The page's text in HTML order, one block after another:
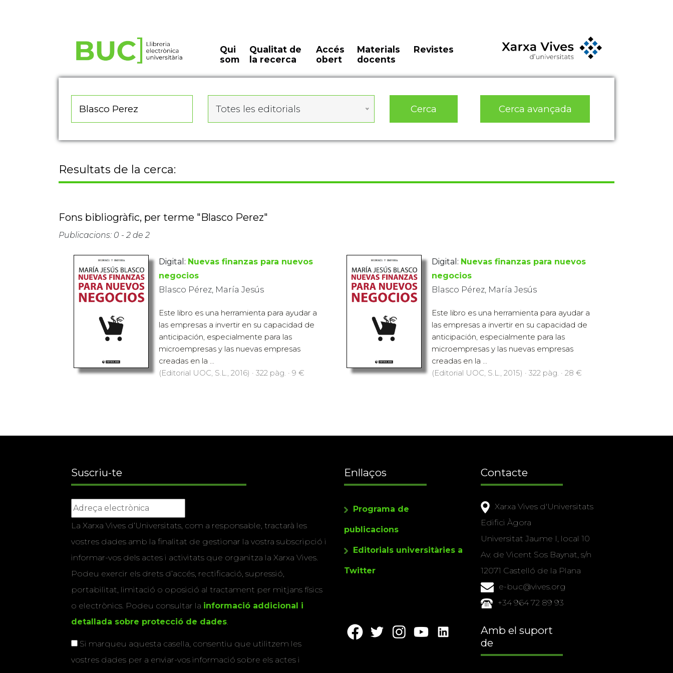
Qui
som
Qualitat de
la recerca
Accés
obert
Materials
docents
Revistes
Totes les editorials Cerca Cerca avançada
Resultats de la cerca:
Fons bibliogràfic, per terme "Blasco Perez"
Publicacions: 0 - 2 de 2
Digital: Nuevas finanzas para nuevos
negocios
Blasco Pérez, María Jesús
Este libro es una herramienta para ayudar a
las empresas a invertir en su capacidad de
anticipación, especialmente para las
microempresas y las nuevas empresas
creadas en la ...
(Editorial UOC, S.L., 2016) · 322 pàg. · 9 €
Digital: Nuevas finanzas para nuevos
negocios
Blasco Pérez, María Jesús
Este libro es una herramienta para ayudar a
las empresas a invertir en su capacidad de
anticipación, especialmente para las
microempresas y las nuevas empresas
creadas en la ...
(Editorial UOC, S.L., 2015) · 322 pàg. · 28 €
Suscriu-te
La Xarxa Vives d’Universitats, com a responsable, tractarà les
vostres dades amb la finalitat de gestionar la vostra subscripció i
informar-vos dels actes i activitats que organitza la Xarxa Vives.
Podeu exercir els drets d’accés, rectificació, supressió,
portabilitat, limitació o oposició al tractament per mitjans físics
o electrònics. Podeu consultar la informació addicional i
detallada sobre protecció de dades.
Si marqueu aquesta casella, consentiu que utilitzem les
vostres dades per a enviar-vos informació sobre els actes i
Enllaços
Programa de
publicacions
Editorials universitàries a
Twitter
Contacte
Xarxa Vives d'Universitats
Edifici Àgora
Universitat Jaume I, local 10
Av. de Vicent Sos Baynat, s/n
12071 Castelló de la Plana
e-buc@vives.org
+34 964 72 89 93
Amb el suport
de